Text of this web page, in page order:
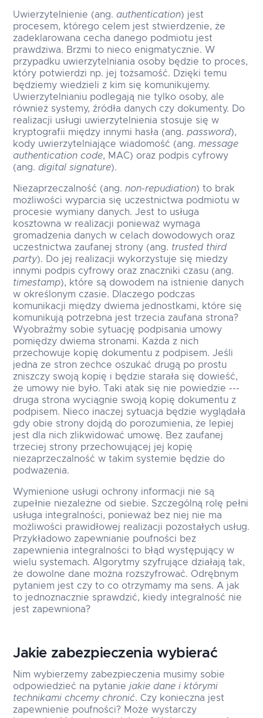
Uwierzytelnienie (ang.authentication) jest
procesem, którego celem jest stwierdzenie, że
zadeklarowana cecha danego podmiotu jest
prawdziwa. Brzmi to nieco enigmatycznie. W
przypadku uwierzytelniania osoby będzie to proces,
który potwierdzi np. jej tożsamość. Dzięki temu
będziemy wiedzieli z kim się komunikujemy.
Uwierzytelnianiu podlegają nie tylko osoby, ale
również systemy, źródła danych czy dokumenty. Do
realizacji usługi uwierzytelnienia stosuje się w
kryptografii między innymi hasła (ang.password),
kody uwierzytelniające wiadomość (ang.message
authentication code, MAC) oraz podpis cyfrowy
(ang.digital signature).
Niezaprzeczalność (ang.non-repudiation) to brak
możliwości wyparcia się uczestnictwa podmiotu w
procesie wymiany danych. Jest to usługa
kosztowna w realizacji ponieważ wymaga
gromadzenia danych w celach dowodowych oraz
uczestnictwa zaufanej strony (ang. trusted third
party). Do jej realizacji wykorzystuje się miedzy
innymi podpis cyfrowy oraz znaczniki czasu (ang.
timestamp), które są dowodem na istnienie danych
w określonym czasie. Dlaczego podczas
komunikacji między dwiema jednostkami, które się
komunikują potrzebna jest trzecia zaufana strona?
Wyobraźmy sobie sytuację podpisania umowy
pomiędzy dwiema stronami. Każda z nich
przechowuje kopię dokumentu z podpisem. Jeśli
jedna ze stron zechce oszukać drugą po prostu
zniszczy swoją kopię i będzie starała się dowieść,
że umowy nie było. Taki atak się nie powiedzie ---
druga strona wyciągnie swoją kopię dokumentu z
podpisem. Nieco inaczej sytuacja będzie wyglądała
gdy obie strony dojdą do porozumienia, że lepiej
jest dla nich zlikwidować umowę. Bez zaufanej
trzeciej strony przechowującej jej kopię
niezaprzeczalność w takim systemie będzie do
podważenia.
Wymienione usługi ochrony informacji nie są
zupełnie niezależne od siebie. Szczególną rolę pełni
usługa integralności, ponieważ bez niej nie ma
możliwości prawidłowej realizacji pozostałych usług.
Przykładowo zapewnianie poufności bez
zapewnienia integralności to błąd występujący w
wielu systemach. Algorytmy szyfrujące działają tak,
że dowolne dane można rozszyfrować. Odrębnym
pytaniem jest czy to co otrzymamy ma sens. A jak
to jednoznacznie sprawdzić, kiedy integralność nie
jest zapewniona?
Jakie zabezpieczenia wybierać
Nim wybierzemy zabezpieczenia musimy sobie
odpowiedzieć na pytaniejakie dane i którymi
technikami chcemy chronić. Czy konieczna jest
zapewnienie poufności? Może wystarczy